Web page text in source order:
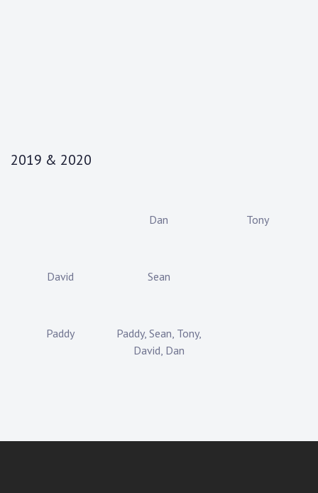
2019 & 2020
Dan Tony
David Sean
Paddy
Paddy, Sean, Tony,
David, Dan